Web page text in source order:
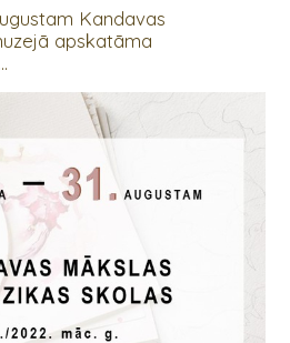
Kandavas
apskatāma